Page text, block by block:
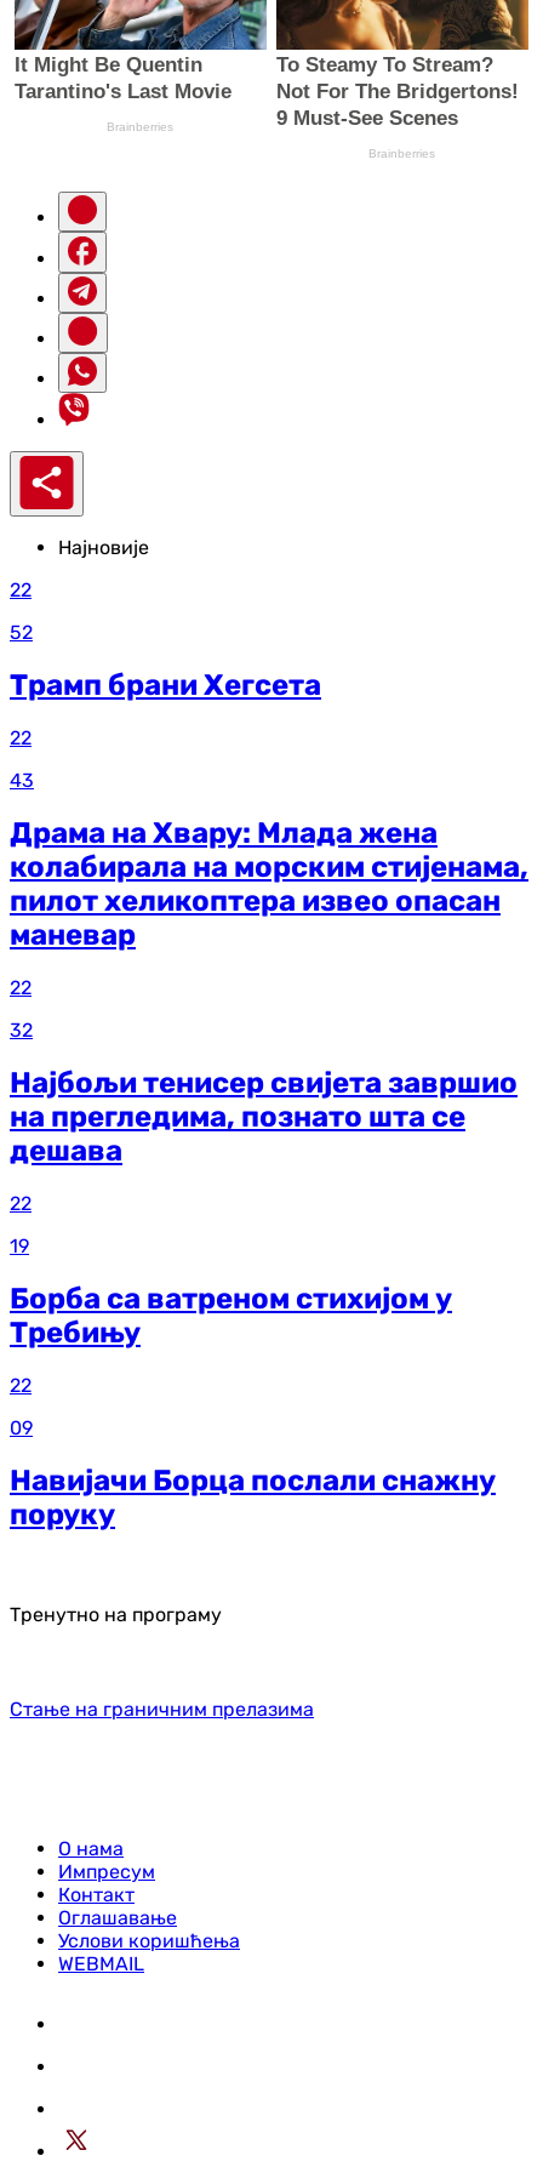
Најновије
22
52
Трамп брани Хегсета
22
43
Драма на Хвару: Млада жена
колабирала на морским стијенама,
пилот хеликоптера извео опасан
маневар
22
32
Најбољи тенисер свијета завршио
на прегледима, познато шта се
дешава
22
19
Борба са ватреном стихијом у
Требињу
22
09
Навијачи Борца послали снажну
поруку
Тренутно на програму
Стање на граничним прелазима
О нама
Импресум
Контакт
Оглашавање
Услови коришћења
WEBMAIL